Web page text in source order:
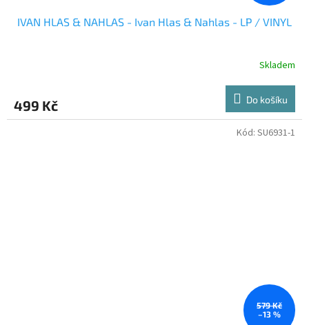
IVAN HLAS & NAHLAS - Ivan Hlas & Nahlas - LP / VINYL
Skladem
499 Kč Do košíku
579 Kč
–13 %
Kód: SU6931-1